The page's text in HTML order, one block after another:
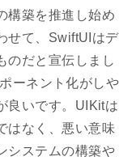
構築を推進し始め
せて、SwiftUIはデ
のだと宣伝しまし
ーネント化がしや
良いです。UIKitは
はなく、悪い意味
システムの構築や